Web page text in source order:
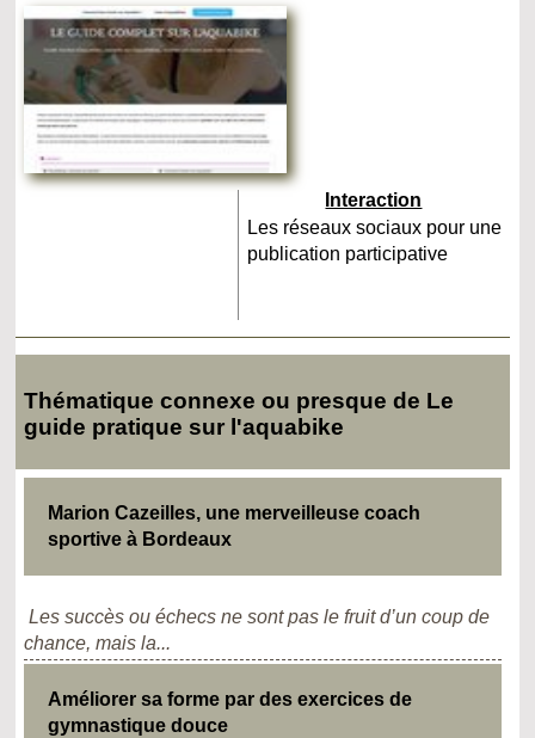
Interaction
Les réseaux sociaux pour une
publication participative
Thématique connexe ou presque de Le
guide pratique sur l'aquabike
Marion Cazeilles, une merveilleuse coach
sportive à Bordeaux
Les succès ou échecs ne sont pas le fruit d’un coup de
chance, mais la...
Améliorer sa forme par des exercices de
gymnastique douce